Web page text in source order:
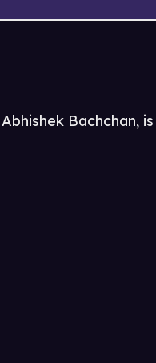
Bachchan, is